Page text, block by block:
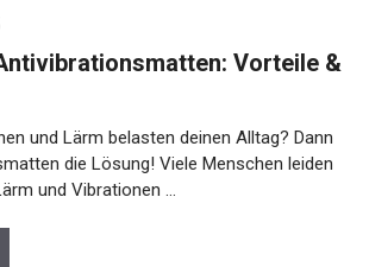
Vorteile &
und Lärm belasten deinen Alltag? Dann
die Lösung! Viele Menschen leiden
und Vibrationen …